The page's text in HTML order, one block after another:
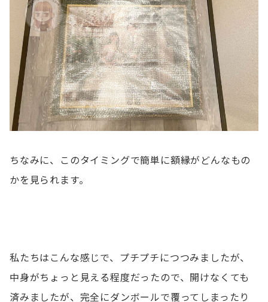
ちなみに、このタイミングで簡単に額縁がどんなもの
かを見られます。
私たちはこんな感じで、プチプチにつつみましたが、
中身がちょっと見える程度だったので、開けなくても
済みましたが、完全にダンボールで覆ってしまったり